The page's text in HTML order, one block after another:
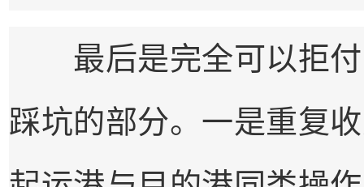
最后是完全可以拒付
踩坑的部分。一是重复